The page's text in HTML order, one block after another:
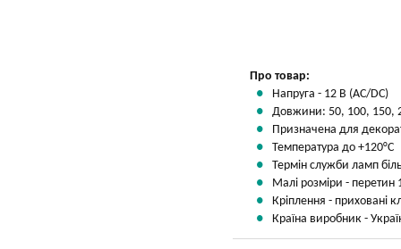
Про товар:
Напруга - 12 В (AC/DC)
Довжини: 50, 100, 150,
Призначена для
Температура до +120°С
Термін служби ламп
Малі розміри - перетин
Кріплення - приховані
Країна виробник -